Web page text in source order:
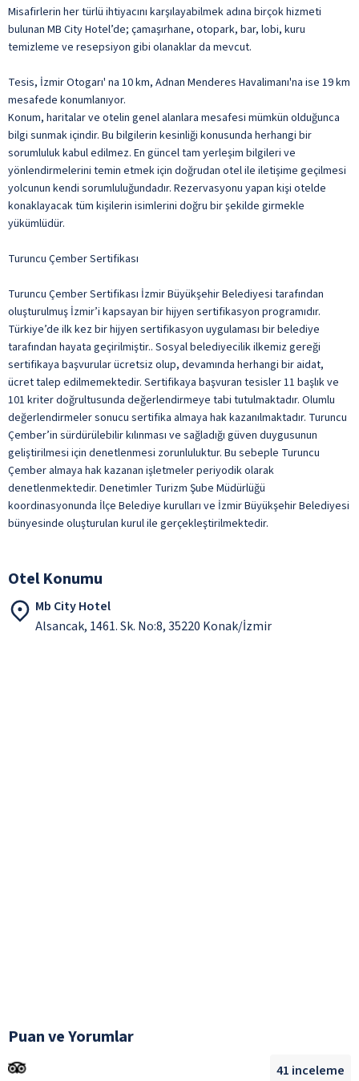
Misafirlerin her türlü ihtiyacını karşılayabilmek adına birçok hizmeti
bulunan MB City Hotel’de; çamaşırhane, otopark, bar, lobi, kuru
temizleme ve resepsiyon gibi olanaklar da mevcut.
Tesis, İzmir Otogarı' na 10 km, Adnan Menderes Havalimanı'na ise 19 km
mesafede konumlanıyor.
Konum, haritalar ve otelin genel alanlara mesafesi mümkün olduğunca
bilgi sunmak içindir. Bu bilgilerin kesinliği konusunda herhangi bir
sorumluluk kabul edilmez. En güncel tam yerleşim bilgileri ve
yönlendirmelerini temin etmek için doğrudan otel ile iletişime geçilmesi
yolcunun kendi sorumluluğundadır. Rezervasyonu yapan kişi otelde
konaklayacak tüm kişilerin isimlerini doğru bir şekilde girmekle
yükümlüdür.
Turuncu Çember Sertifikası
Turuncu Çember Sertifikası İzmir Büyükşehir Belediyesi tarafından
oluşturulmuş İzmir’i kapsayan bir hijyen sertifikasyon programıdır.
Türkiye’de ilk kez bir hijyen sertifikasyon uygulaması bir belediye
tarafından hayata geçirilmiştir.. Sosyal belediyecilik ilkemiz gereği
sertifikaya başvurular ücretsiz olup, devamında herhangi bir aidat,
ücret talep edilmemektedir. Sertifikaya başvuran tesisler 11 başlık ve
101 kriter doğrultusunda değerlendirmeye tabi tutulmaktadır. Olumlu
değerlendirmeler sonucu sertifika almaya hak kazanılmaktadır. Turuncu
Çember’in sürdürülebilir kılınması ve sağladığı güven duygusunun
geliştirilmesi için denetlenmesi zorunluluktur. Bu sebeple Turuncu
Çember almaya hak kazanan işletmeler periyodik olarak
denetlenmektedir. Denetimler Turizm Şube Müdürlüğü
koordinasyonunda İlçe Belediye kurulları ve İzmir Büyükşehir Belediyesi
bünyesinde oluşturulan kurul ile gerçekleştirilmektedir.
Otel Konumu
Mb City Hotel
Alsancak, 1461. Sk. No:8, 35220 Konak/İzmir
Puan ve Yorumlar
41 inceleme